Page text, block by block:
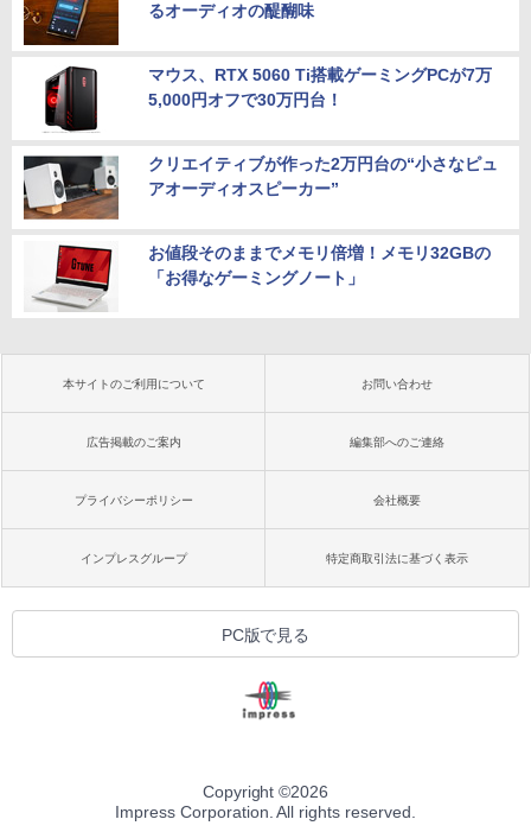
るオーディオの醍醐味
マウス、RTX 5060 Ti搭載ゲーミングPCが7万
5,000円オフで30万円台！
クリエイティブが作った2万円台の“小さなピュ
アオーディオスピーカー”
お値段そのままでメモリ倍増！メモリ32GBの
「お得なゲーミングノート」
本サイトのご利用について お問い合わせ
広告掲載のご案内 編集部へのご連絡
プライバシーポリシー 会社概要
インプレスグループ 特定商取引法に基づく表示
PC版で見る
Copyright ©2026
Impress Corporation. All rights reserved.